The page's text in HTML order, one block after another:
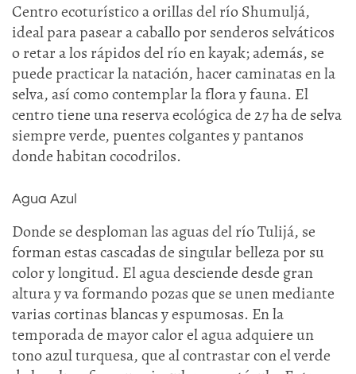
Centro ecoturístico a orillas del río Shumuljá,
ideal para pasear a caballo por senderos selváticos
o retar a los rápidos del río en kayak; además, se
puede practicar la natación, hacer caminatas en la
selva, así como contemplar la flora y fauna. El
centro tiene una reserva ecológica de 27 ha de selva
siempre verde, puentes colgantes y pantanos
donde habitan cocodrilos.
Agua Azul
Donde se desploman las aguas del río Tulijá, se
forman estas cascadas de singular belleza por su
color y longitud. El agua desciende desde gran
altura y va formando pozas que se unen mediante
varias cortinas blancas y espumosas. En la
temporada de mayor calor el agua adquiere un
tono azul turquesa, que al contrastar con el verde